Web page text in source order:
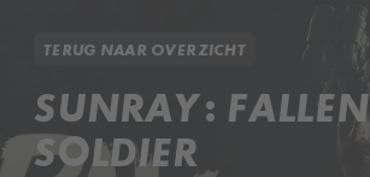
TERUG NAAR OVERZICHT
SUNRAY: FALLEN
SOLDIER